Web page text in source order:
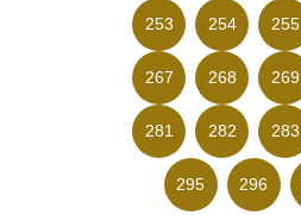
253 254 255
267 268 269
281 282 283
295 296